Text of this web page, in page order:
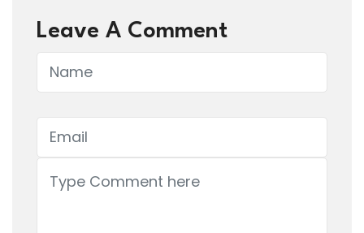
Leave A Comment